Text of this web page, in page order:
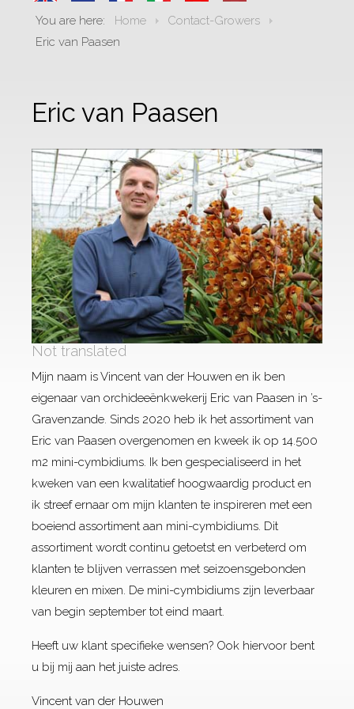
You are here: Home
Contact-Growers
Eric van Paasen
Eric van Paasen
Not translated
Mijn naam is Vincent van der Houwen en ik ben
eigenaar van orchideeënkwekerij Eric van Paasen in ’s-
Gravenzande. Sinds 2020 heb ik het assortiment van
Eric van Paasen overgenomen en kweek ik op 14.500
m2 mini-cymbidiums. Ik ben gespecialiseerd in het
kweken van een kwalitatief hoogwaardig product en
ik streef ernaar om mijn klanten te inspireren met een
boeiend assortiment aan mini-cymbidiums. Dit
assortiment wordt continu getoetst en verbeterd om
klanten te blijven verrassen met seizoensgebonden
kleuren en mixen. De mini-cymbidiums zijn leverbaar
van begin september tot eind maart.
Heeft uw klant specifieke wensen? Ook hiervoor bent
u bij mij aan het juiste adres.
Vincent van der Houwen